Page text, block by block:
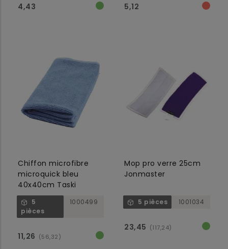
4,43 5,12
Chiffon microfibre
microquick bleu
40x40cm Taski
5
pièces
1000499
11,26 (56,32)
Mop pro verre 25cm
Jonmaster
5 pièces 1001034
23,45 (117,24)